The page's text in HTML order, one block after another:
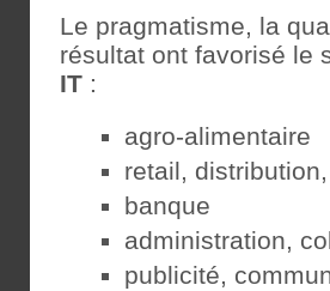
Le pragmatisme, la
résultat ont favorisé le
IT :
agro-alimentaire
retail,
banque
administration,
publicité,